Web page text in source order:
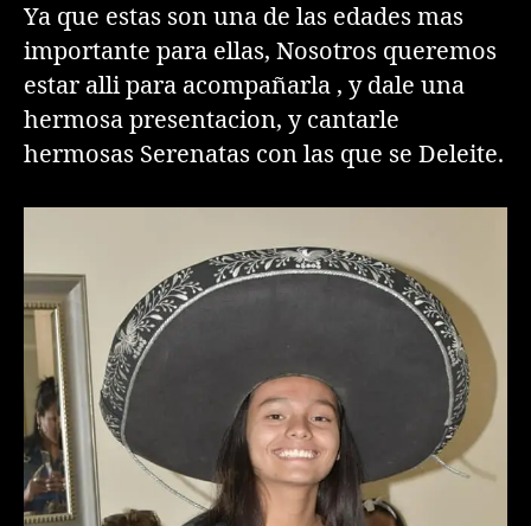
Ya que estas son una de las edades mas
importante para ellas, Nosotros queremos
estar alli para acompañarla , y dale una
hermosa presentacion, y cantarle
hermosas Serenatas con las que se Deleite.